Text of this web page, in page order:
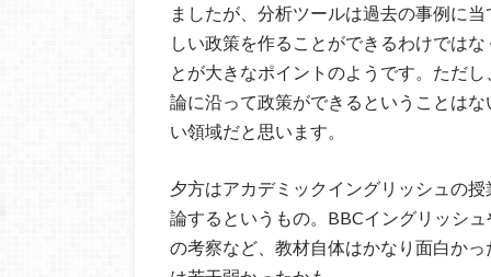
ましたが、分析ツールは過去の事例に
しい政策を作ることができるわけでは
とが大きなポイントのようです。ただ
論に沿って政策ができるということは
い領域だと思います。
夕方はアカデミックイングリッシュの
論するというもの。BBCイングリッシ
の考察など、教材自体はかなり面白か